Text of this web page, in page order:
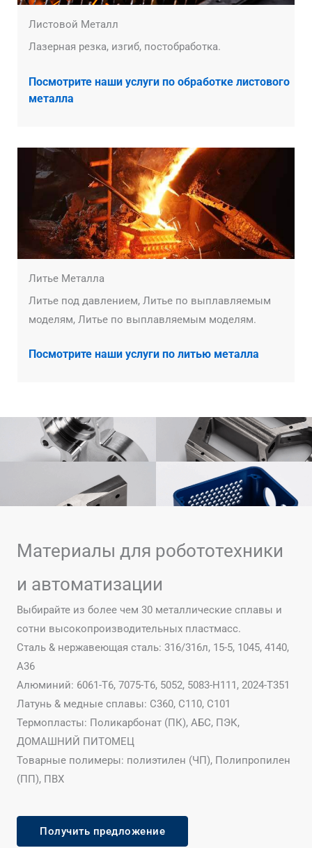
Листовой Металл
Лазерная резка, изгиб, постобработка.
Посмотрите наши услуги по обработке листового
металла
Литье Металла
Литье под давлением, Литье по выплавляемым
моделям, Литье по выплавляемым моделям.
Посмотрите наши услуги по литью металла
Материалы для робототехники
и автоматизации
Выбирайте из более чем 30 металлические сплавы и
сотни высокопроизводительных пластмасс.
Сталь & нержавеющая сталь: 316/316л, 15-5, 1045, 4140,
А36
Алюминий: 6061-Т6, 7075-Т6, 5052, 5083-H111, 2024-Т351
Латунь & медные сплавы: С360, С110, С101
Термопласты: Поликарбонат (ПК), АБС, ПЭК,
ДОМАШНИЙ ПИТОМЕЦ
Товарные полимеры: полиэтилен (ЧП), Полипропилен
(ПП), ПВХ
Получить предложение